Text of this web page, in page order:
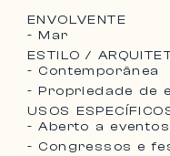
ENVOLVENTE
- Mar
ESTILO /
- Contemporânea
- Propriedade de
USOS
- Aberto a eventos
- Congressos e